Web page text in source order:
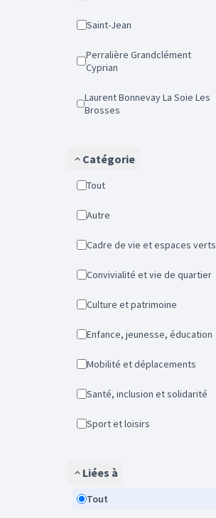
Saint-Jean
Perralière Grandclément
Cyprian
Laurent Bonnevay La Soie Les
Brosses
Catégorie
Tout
Autre
Cadre de vie et espaces verts
Convivialité et vie de quartier
Culture et patrimoine
Enfance, jeunesse, éducation
Mobilité et déplacements
Santé, inclusion et solidarité
Sport et loisirs
Liées à
Tout